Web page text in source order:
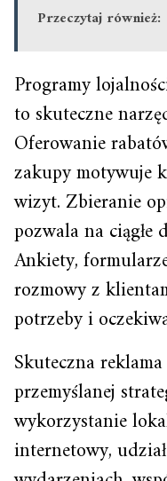
Przeczytaj również:
Programy
to skuteczne
Oferowanie
zakupy motywuje
wizyt. Zbieranie
pozwala na ciągłe
Ankiety,
rozmowy z
potrzeby i
Skuteczna
przemyślanej
wykorzystanie
internetowy,